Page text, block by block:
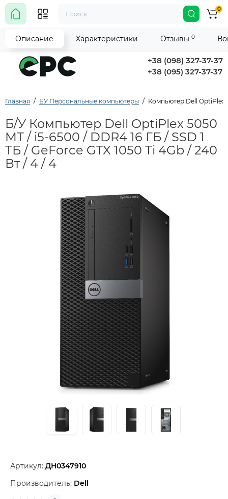
+38 (098) 327-37-37
+38 (095) 327-37-37
0
Главная БУ Персональные компьютеры Компьютер Dell OptiPlex
Б/У Компьютер Dell OptiPlex 5050
MT / i5-6500 / DDR4 16 ГБ / SSD 1
ТБ / GeForce GTX 1050 Ti 4Gb / 240
Вт / 4 / 4
Артикул: ДН0347910
Производитель: Dell
Описание Характеристики Отзывы 0